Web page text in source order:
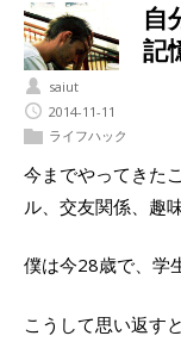
自
記
saiut
2014-11-11
ライフハック
今までやってきた
ル、交友関係、趣
僕は今28歳で、学
こうして思い返す